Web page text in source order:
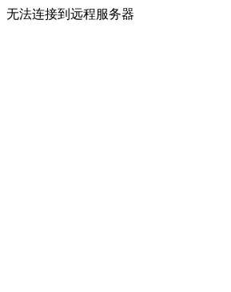
无法连接到远程服务器